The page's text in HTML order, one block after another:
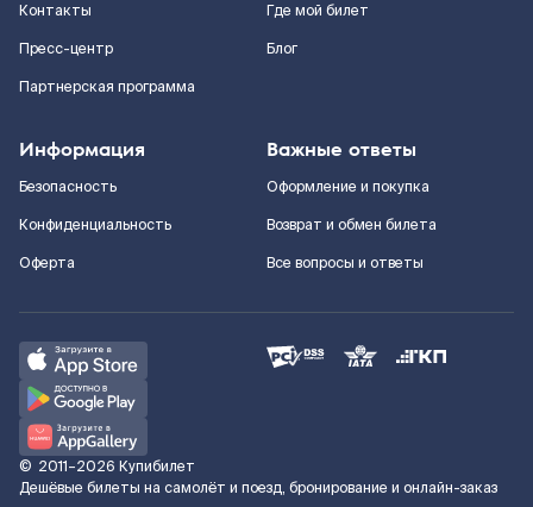
Контакты
Пресс-центр
Партнерская программа
Где мой билет
Блог
Информация
Безопасность
Конфиденциальность
Оферта
Важные ответы
Оформление и покупка
Возврат и обмен билета
Все вопросы и ответы
© 2011–2026 Купибилет
Дешёвые билеты на самолёт и поезд, бронирование и онлайн-заказ